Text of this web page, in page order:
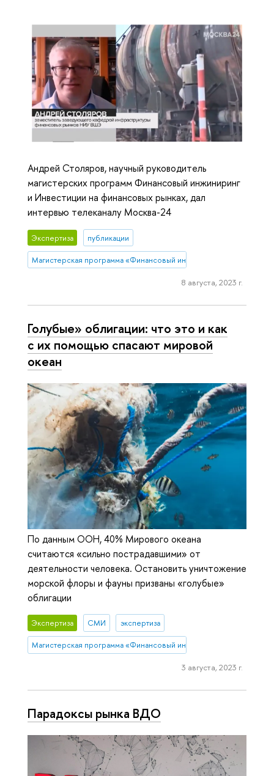
Андрей Столяров, научный руководитель
магистерских программ Финансовый инжиниринг
и Инвестиции на финансовых рынках, дал
интервью телеканалу Москва-24
Экспертиза публикации
Магистерская программа «Финансовый инжиниринг»
8 августа, 2023 г.
Голубые» облигации: что это и как
с их помощью спасают мировой
океан
По данным ООН, 40% Мирового океана
считаются «сильно пострадавшими» от
деятельности человека. Остановить уничтожение
морской флоры и фауны призваны «голубые»
облигации
Экспертиза СМИ экспертиза
Магистерская программа «Финансовый инжиниринг»
3 августа, 2023 г.
Парадоксы рынка ВДО